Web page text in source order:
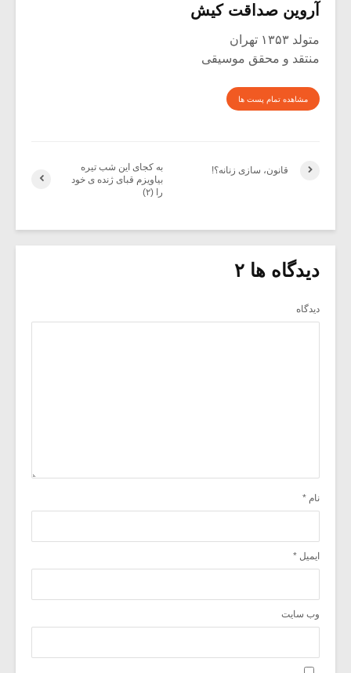
آروین صداقت کیش
متولد ۱۳۵۳ تهران
منتقد و محقق موسیقی
مشاهده تمام پست ها
به کجای این شب تیره
بیاویزم قبای ژنده ی خود
را (۲)
قانون، سازی زنانه؟!
دیدگاه ها ۲
دیدگاه
نام *
ایمیل *
وب‌ سایت